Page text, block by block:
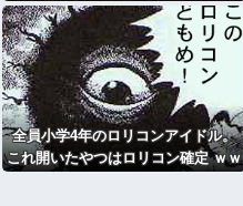
流れ大騒ぎwwwwwwwww
全員小学4年のロリコンアイドル。
これ開いたやつはロリコン確定 ｗｗ